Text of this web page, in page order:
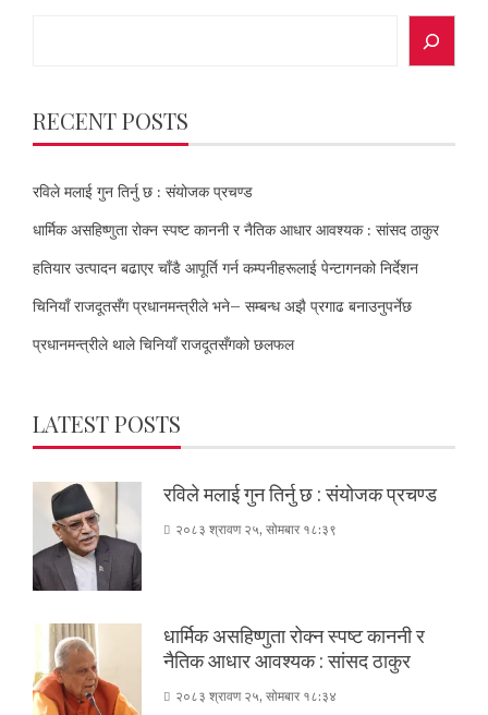
RECENT POSTS
रविले मलाई गुन तिर्नु छ : संयोजक प्रचण्ड
धार्मिक असहिष्णुता रोक्न स्पष्ट काननी र नैतिक आधार आवश्यक : सांसद ठाकुर
हतियार उत्पादन बढाएर चाँडै आपूर्ति गर्न कम्पनीहरूलाई पेन्टागनको निर्देशन
चिनियाँ राजदूतसँग प्रधानमन्त्रीले भने– सम्बन्ध अझै प्रगाढ बनाउनुपर्नेछ
प्रधानमन्त्रीले थाले चिनियाँ राजदूतसँगको छलफल
LATEST POSTS
रविले मलाई गुन तिर्नु छ : संयोजक प्रचण्ड
२०८३ श्रावण २५, सोमबार १८:३९
धार्मिक असहिष्णुता रोक्न स्पष्ट काननी र
नैतिक आधार आवश्यक : सांसद ठाकुर
२०८३ श्रावण २५, सोमबार १८:३४